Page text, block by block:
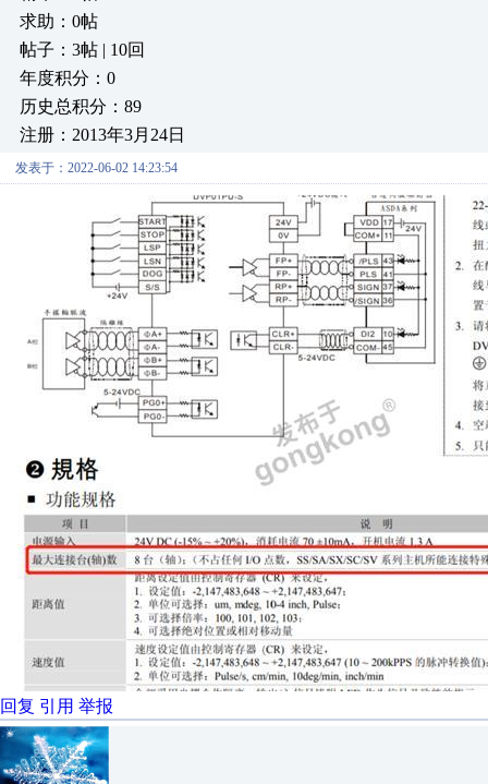
求助：0帖
帖子：3帖 | 10回
年度积分：0
历史总积分：89
注册：2013年3月24日
发表于：2022-06-02 14:23:54
回复 引用 举报